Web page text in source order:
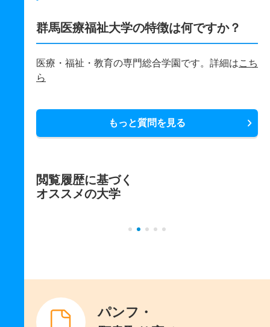
群馬医療福祉大学の特徴は何ですか？
医療・福祉・教育の専門総合学園です。詳細はこち
ら
もっと質問を見る
閲覧履歴に基づく
オススメの大学
パンフ・